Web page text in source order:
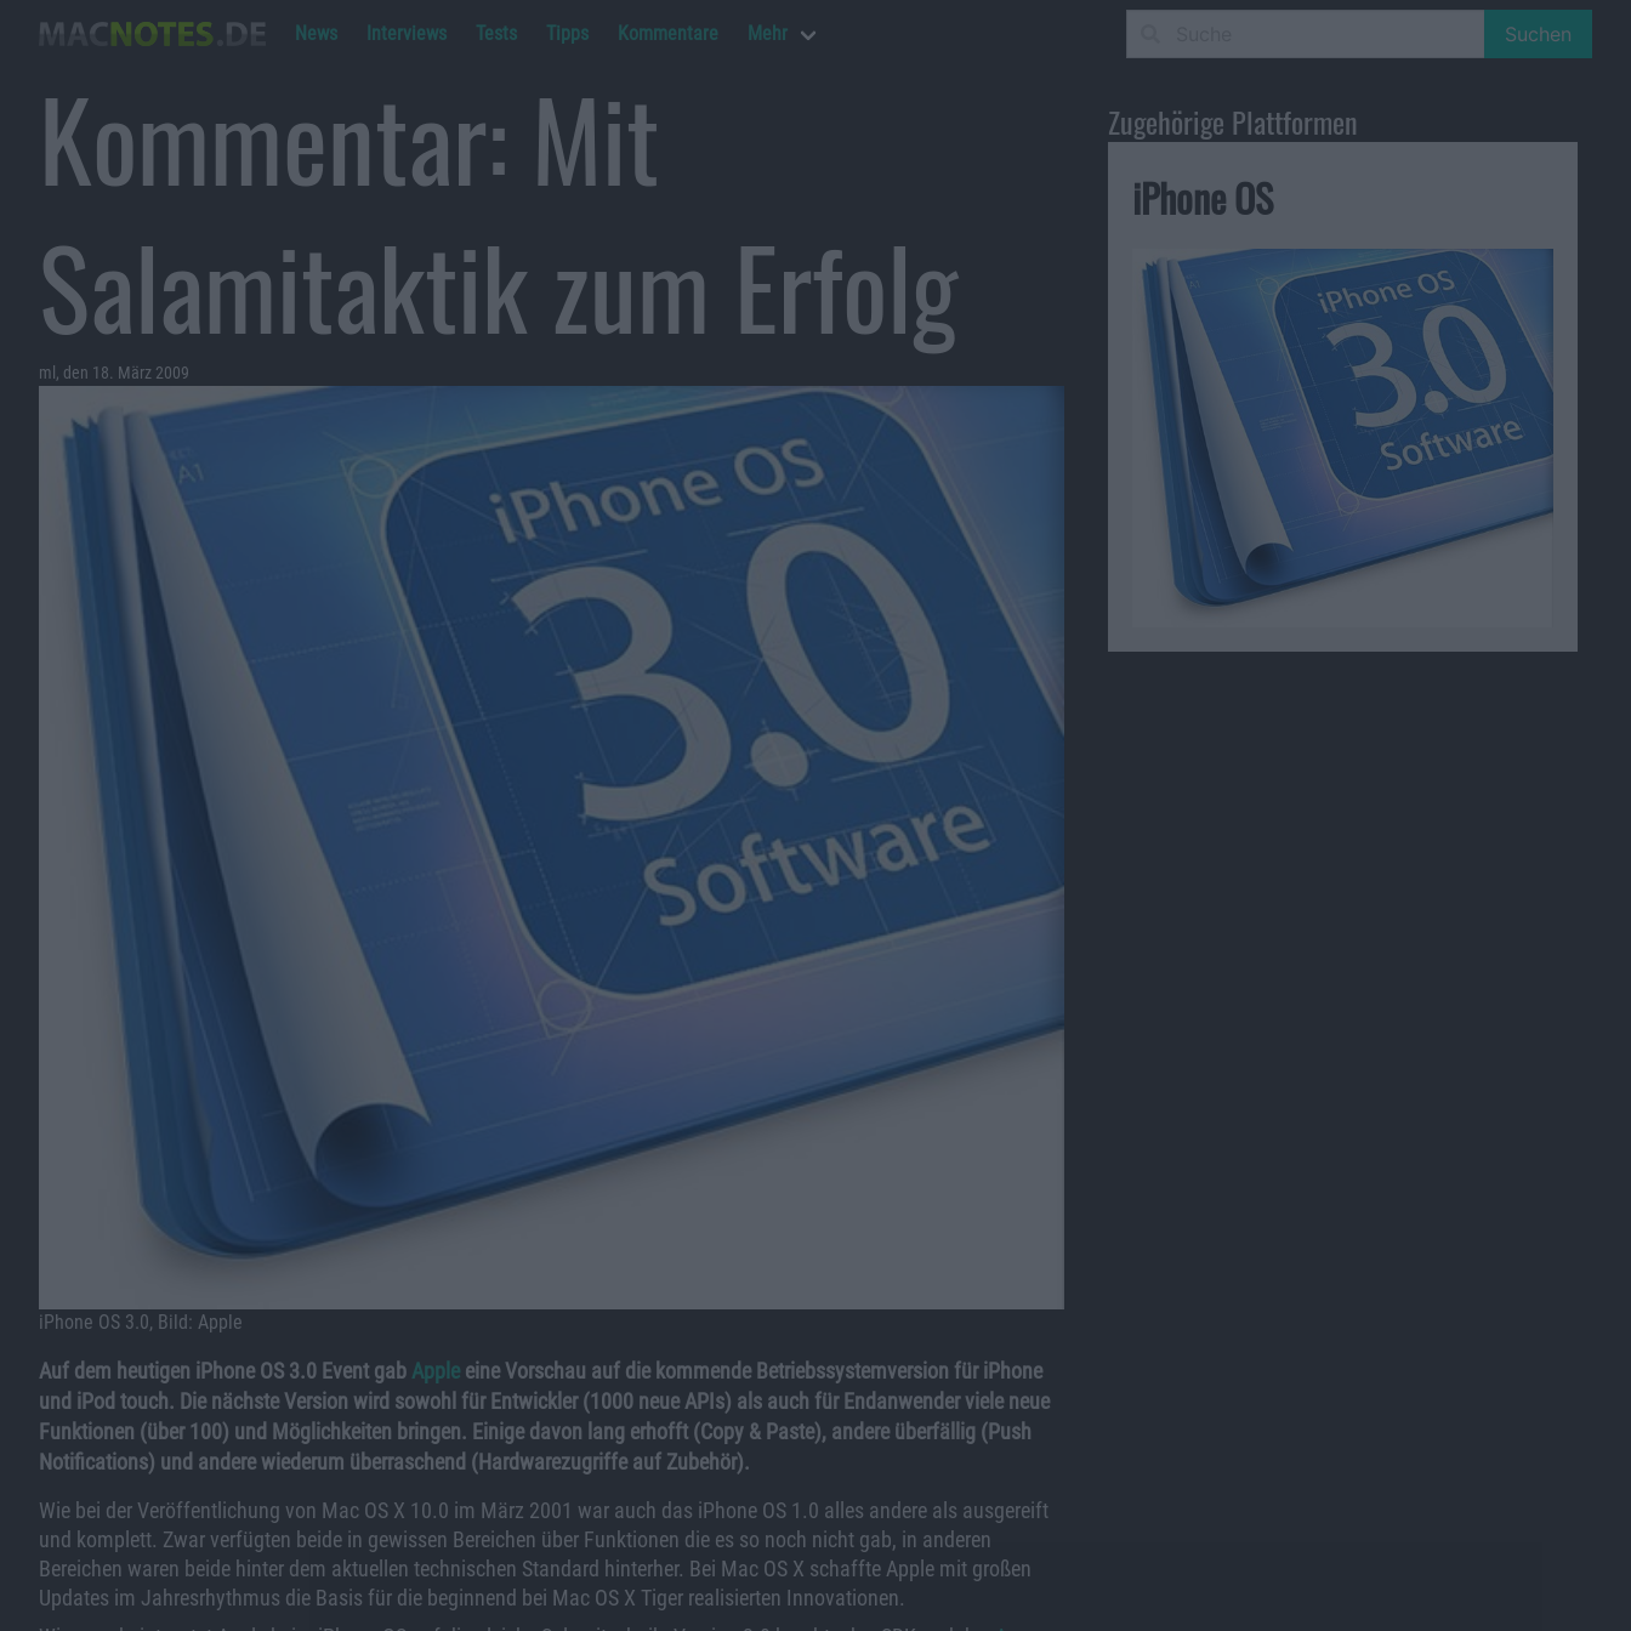
News Interviews Tests Tipps Kommentare Mehr Suchen
Kommentar: Mit
Salamitaktik zum Erfolg
ml, den 18. März 2009
iPhone OS 3.0, Bild: Apple
Auf dem heutigen iPhone OS 3.0 Event gab Apple eine Vorschau auf die kommende Betriebssystemversion für iPhone
und iPod touch. Die nächste Version wird sowohl für Entwickler (1000 neue APIs) als auch für Endanwender viele neue
Funktionen (über 100) und Möglichkeiten bringen. Einige davon lang erhofft (Copy & Paste), andere überfällig (Push
Notifications) und andere wiederum überraschend (Hardwarezugriffe auf Zubehör).
Wie bei der Veröffentlichung von Mac OS X 10.0 im März 2001 war auch das iPhone OS 1.0 alles andere als ausgereift
und komplett. Zwar verfügten beide in gewissen Bereichen über Funktionen die es so noch nicht gab, in anderen
Bereichen waren beide hinter dem aktuellen technischen Standard hinterher. Bei Mac OS X schaffte Apple mit großen
Updates im Jahresrhythmus die Basis für die beginnend bei Mac OS X Tiger realisierten Innovationen.
Zugehörige Plattformen
iPhone OS